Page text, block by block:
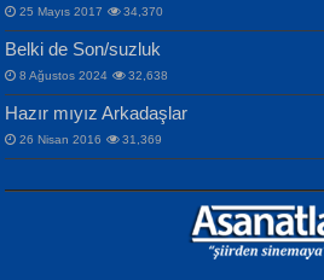
İbrahim Olmak ve Bitirebilmek...
NURAN KÖSE BAYDAR
Songül Özel
Mahzen...
Ben Deniz Değilim ki...
Bir Cezaevinde, Tecritteki Adamın
Mektupları...
25 Mayıs 2017 34,370
Belki de Son/suzluk
8 Ağustos 2024 32,638
Hazır mıyız Arkadaşlar
26 Nisan 2016 31,369